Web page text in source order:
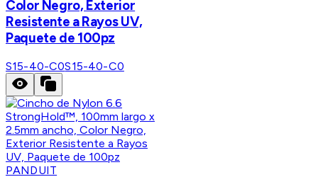
Color Negro, Exterior
Resistente a Rayos UV,
Paquete de 100pz
S15-40-C0S15-40-C0
PANDUIT